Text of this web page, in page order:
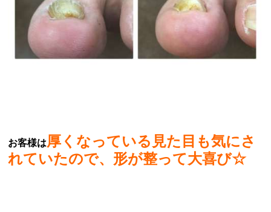
お客様は厚くなっている見た目も気にさ
れていたので、形が整って大喜び☆